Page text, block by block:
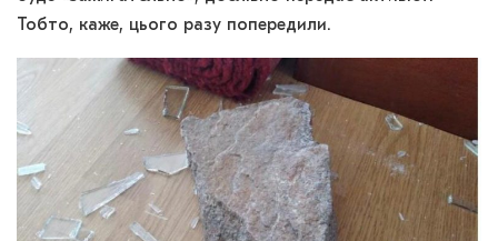
Тобто, каже, цього разу попередили.